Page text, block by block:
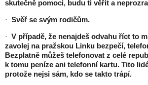
skutečně pomoci, budu ti věřit a
· Svěř se svým rodičům.
· V případě, že nenajdeš odvahu říct to
zavolej na pražskou Linku bezpečí,
Bezplatně můžeš telefonovat z celé
k tomu peníze ani telefonní kartu. Tito
protože nejsi sám, kdo se takto trápí.